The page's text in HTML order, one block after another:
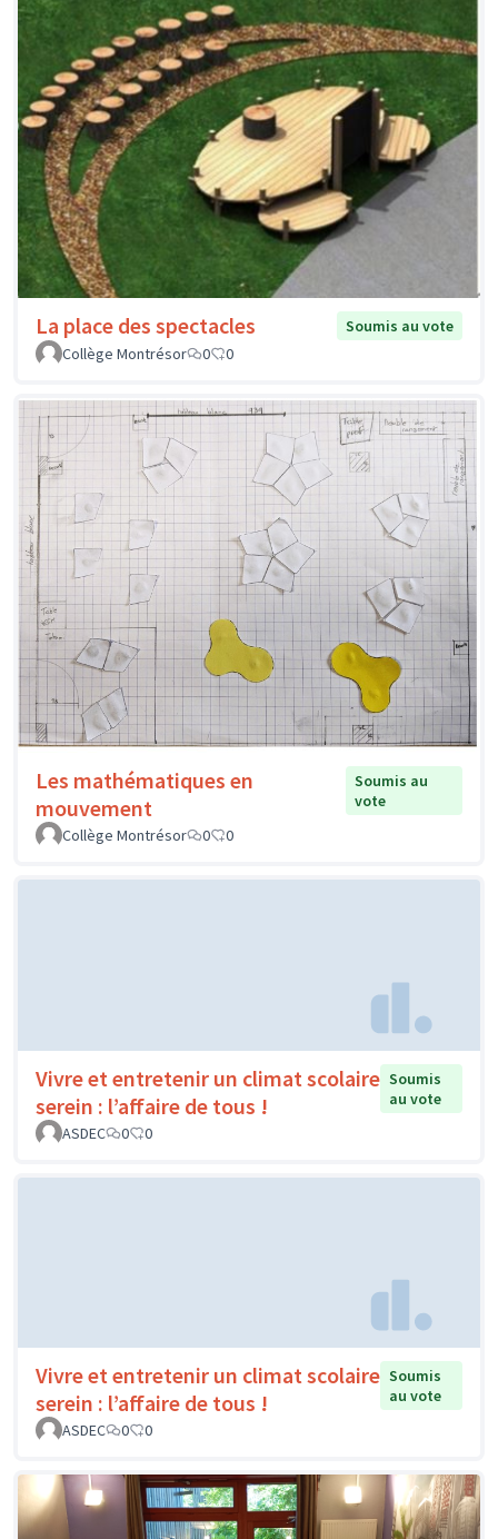
La place des spectacles
Soumis au vote
Collège Montrésor
0 0
Les mathématiques en
mouvement
Soumis au
vote
Collège Montrésor
0 0
Vivre et entretenir un climat scolaire
serein : l’affaire de tous !
Soumis
au vote
ASDEC
0 0
Vivre et entretenir un climat scolaire
serein : l’affaire de tous !
Soumis
au vote
ASDEC
0 0